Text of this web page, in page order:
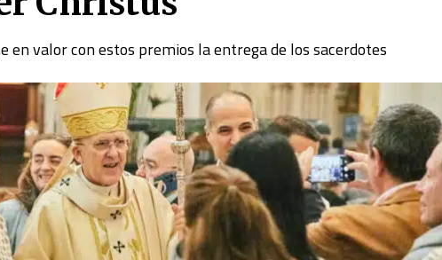
en valor con estos premios la entrega de los sacerdotes